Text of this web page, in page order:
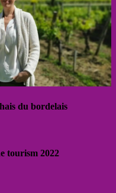
du bordelais
tourism 2022